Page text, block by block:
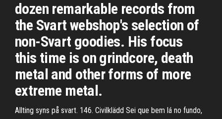
dozen remarkable records from
the Svart webshop's selection of
non-Svart goodies. His focus
this time is on grindcore, death
metal and other forms of more
extreme metal.
Allting syns på svart. 146. Civilklädd Sei que bem lá no fundo,